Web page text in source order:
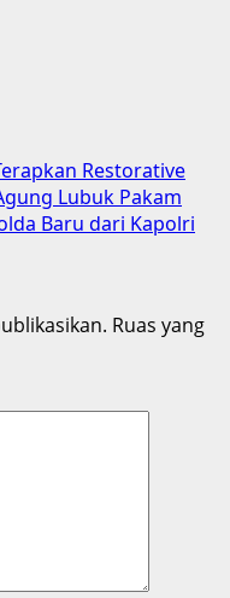
Restorative
Lubuk Pakam
Baru dari Kapolri
Ruas yang